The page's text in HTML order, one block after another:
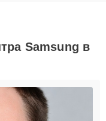
Samsung в